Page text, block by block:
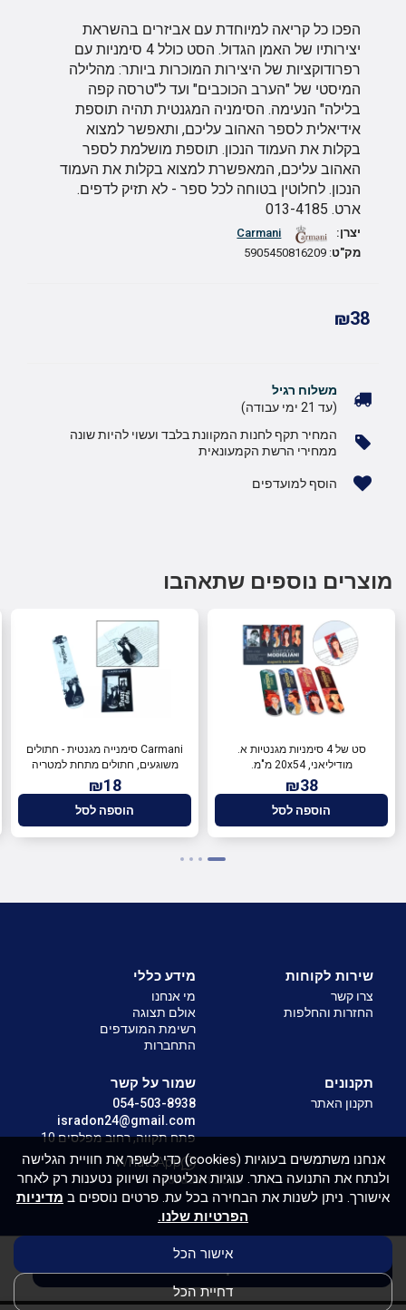
הפכו כל קריאה למיוחדת עם אביזרים בהשראת
יצירותיו של האמן הגדול. הסט כולל 4 סימניות עם
רפרודוקציות של היצירות המוכרות ביותר: מהלילה
המיסטי של "הערב הכוכבים" ועד ל"טרסה קפה
בלילה" הנעימה. הסימניה המגנטית תהיה תוספת
אידיאלית לספר האהוב עליכם, ותאפשר למצוא
בקלות את העמוד הנכון. תוספת מושלמת לספר
האהוב עליכם, המאפשרת למצוא בקלות את העמוד
הנכון. לחלוטין בטוחה לכל ספר - לא תזיק לדפים.
ארט. 013-4185
יצרן:
Carmani
מק"ט: 5905450816209
₪38
משלוח רגיל
(עד 21 ימי עבודה)
המחיר תקף לחנות המקוונת בלבד ועשוי להיות שונה
ממחירי הרשת הקמעונאית
הוסף למועדפים
מוצרים נוספים שתאהבו
סט של 4 סימניות מגנטיות א.
מודיליאני, 20x54 מ"מ.
₪38
הוספה לסל
Carmani סימנייה מגנטית - חתולים
משוגעים, חתולים מתחת למטריה
₪18
הוספה לסל
שירות לקוחות
צרו קשר
החזרות והחלפות
מידע כללי
מי אנחנו
אולם תצוגה
רשימת המועדפים
התחברות
תקנונים
תקנון האתר
שמור על קשר
054-503-8938
isradon24@gmail.com
פתח תקווה, רחוב מפלסים 10
WhatsApp
Isradon 2026
אנחנו משתמשים בעוגיות (cookies) כדי לשפר את חוויית הגלישה
ולנתח את התנועה באתר. עוגיות אנליטיקה ושיווק נטענות רק לאחר
אישורך. ניתן לשנות את הבחירה בכל עת. פרטים נוספים ב מדיניות
הפרטיות שלנו.
אישור הכל
דחיית הכל